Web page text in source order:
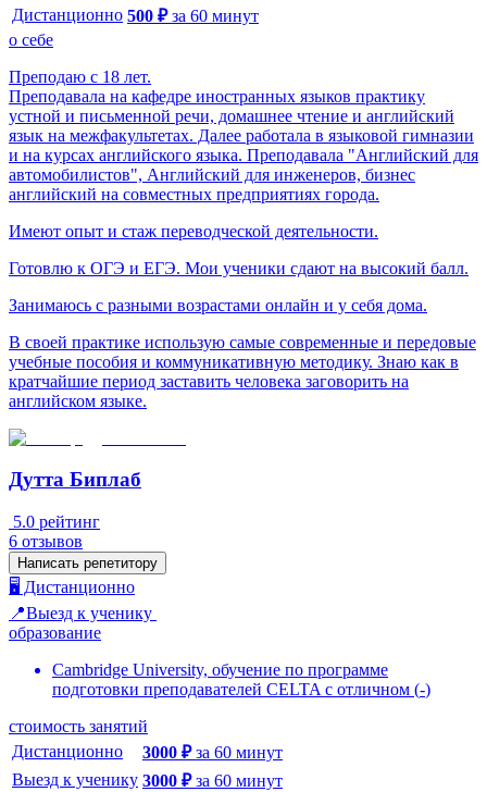
Дистанционно 500 ₽ за 60 минут
о себе
Преподаю с 18 лет.
Преподавала на кафедре иностранных языков практику
устной и письменной речи, домашнее чтение и английский
язык на межфакультетах. Далее работала в языковой гимназии
и на курсах английского языка. Преподавала "Английский для
автомобилистов", Английский для инженеров, бизнес
английский на совместных предприятиях города.
Имеют опыт и стаж переводческой деятельности.
Готовлю к ОГЭ и ЕГЭ. Мои ученики сдают на высокий балл.
Занимаюсь с разными возрастами онлайн и у себя дома.
В своей практике использую самые современные и передовые
учебные пособия и коммуникативную методику. Знаю как в
кратчайшие период заставить человека заговорить на
английском языке.
Дутта Биплаб
5.0 рейтинг
6 отзывов
Написать репетитору
🖥️ Дистанционно
📍Выезд к ученику
образование
Cambridge University, обучение по программе
подготовки преподавателей CELTA с отличном (-)
стоимость занятий
Дистанционно
3000 ₽ за 60 минут
Выезд к ученику 3000 ₽ за 60 минут